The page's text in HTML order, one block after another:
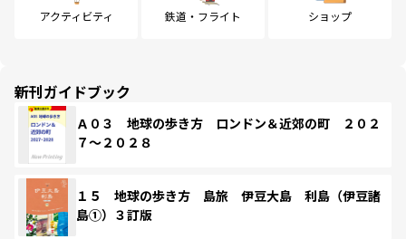
アクティビティ 鉄道・フライト ショップ
新刊ガイドブック
Ａ０３ 地球の歩き方 ロンドン＆近郊の町 ２０２
７～２０２８
１５ 地球の歩き方 島旅 伊豆大島 利島（伊豆諸
島①）３訂版